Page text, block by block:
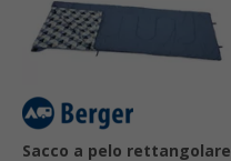
Sacco a pelo rettangolare